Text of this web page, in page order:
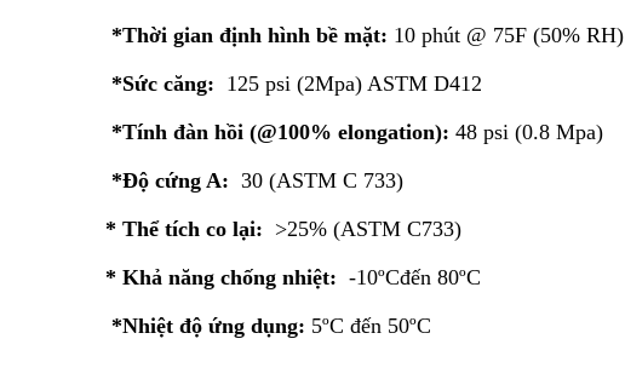
*Thời gian định hình bề mặt: 10 phút @ 75F (50% RH)
*Sức căng: 125 psi (2Mpa) ASTM D412
*Tính đàn hồi (@100% elongation): 48 psi (0.8 Mpa)
*Độ cứng A: 30 (ASTM C 733)
* Thể tích co lại: >25% (ASTM C733)
* Khả năng chống nhiệt: -10ºCđến 80ºC
*Nhiệt độ ứng dụng: 5ºC đến 50ºC